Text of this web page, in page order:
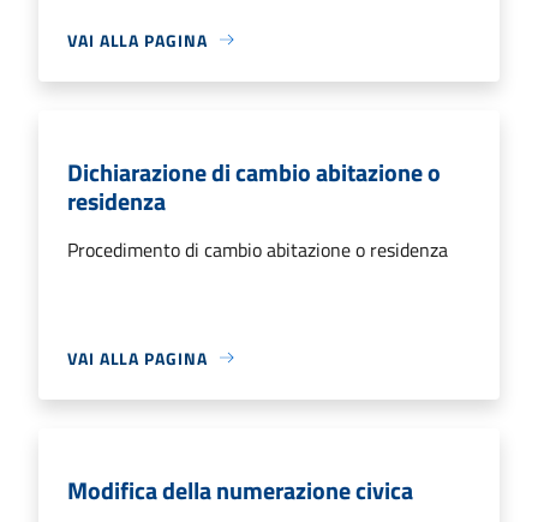
VAI ALLA PAGINA
Dichiarazione di cambio abitazione o
residenza
Procedimento di cambio abitazione o residenza
VAI ALLA PAGINA
Modifica della numerazione civica